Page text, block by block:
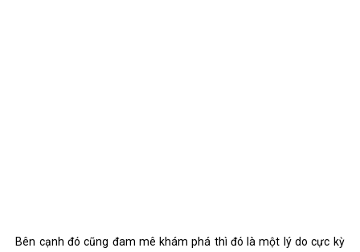
Bên cạnh đó cũng đam mê khám phá thì đó là một lý do cực kỳ